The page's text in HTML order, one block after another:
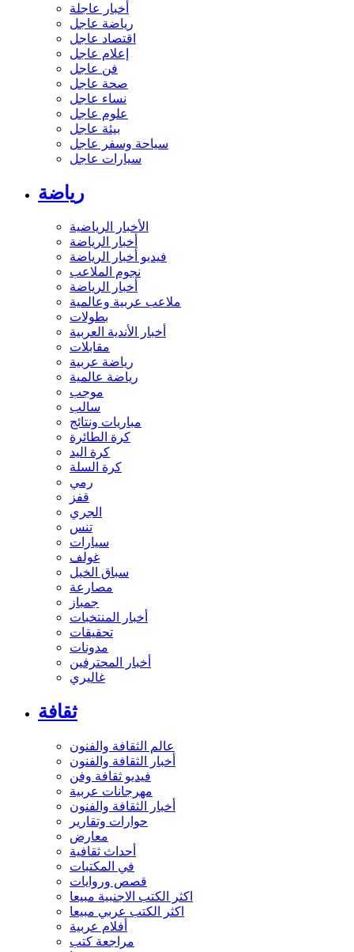
أخبار عاجلة
رياضة عاجل
اقتصاد عاجل
إعلام عاجل
فن عاجل
صحة عاجل
نساء عاجل
علوم عاجل
بيئة عاجل
سياحة وسفر عاجل
سيارات عاجل
رياضة
الأخبار الرياضية
أخبار الرياضة
فيديو أخبار الرياضة
نجوم الملاعب
أخبار الرياضة
ملاعب عربية وعالمية
بطولات
أخبار الأندية العربية
مقابلات
رياضة عربية
رياضة عالمية
موجب
سالب
مباريات ونتائج
كرة الطائرة
كرة اليد
كرة السلة
رمي
قفز
الجري
تنس
سيارات
غولف
سباق الخيل
مصارعة
جمباز
أخبار المنتخبات
تحقيقات
مدونات
أخبار المحترفين
غاليري
ثقافة
عالم الثقافة والفنون
أخبار الثقافة والفنون
فيديو ثقافة وفن
مهرجانات عربية
أخبار الثقافة والفنون
حوارات وتقارير
معارض
أحداث ثقافية
في المكتبات
قصص وروايات
اكثر الكتب الاجنبية مبيعا
اكثر الكتب عربي مبيعا
أفلام عربية
مراجعة كتب